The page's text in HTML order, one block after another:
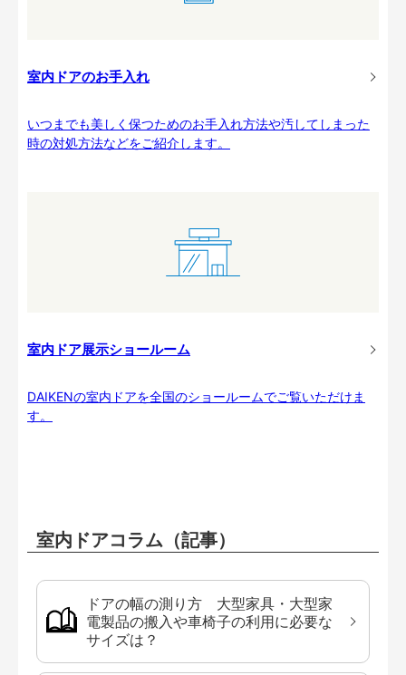
室内ドアのお手入れ
いつまでも美しく保つためのお手入れ方法や汚してしまった
時の対処方法などをご紹介します。
室内ドア展示ショールーム
DAIKENの室内ドアを全国のショールームでご覧いただけま
す。
室内ドアコラム（記事）
ドアの幅の測り方 大型家具・大型家
電製品の搬入や車椅子の利用に必要な
サイズは？